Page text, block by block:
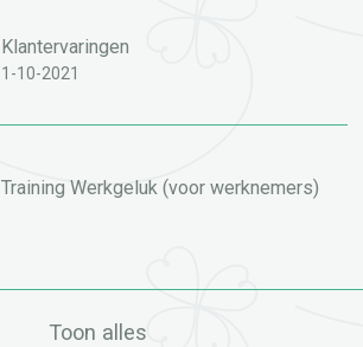
Klantervaringen
1-10-2021
Training Werkgeluk (voor werknemers)
Toon alles